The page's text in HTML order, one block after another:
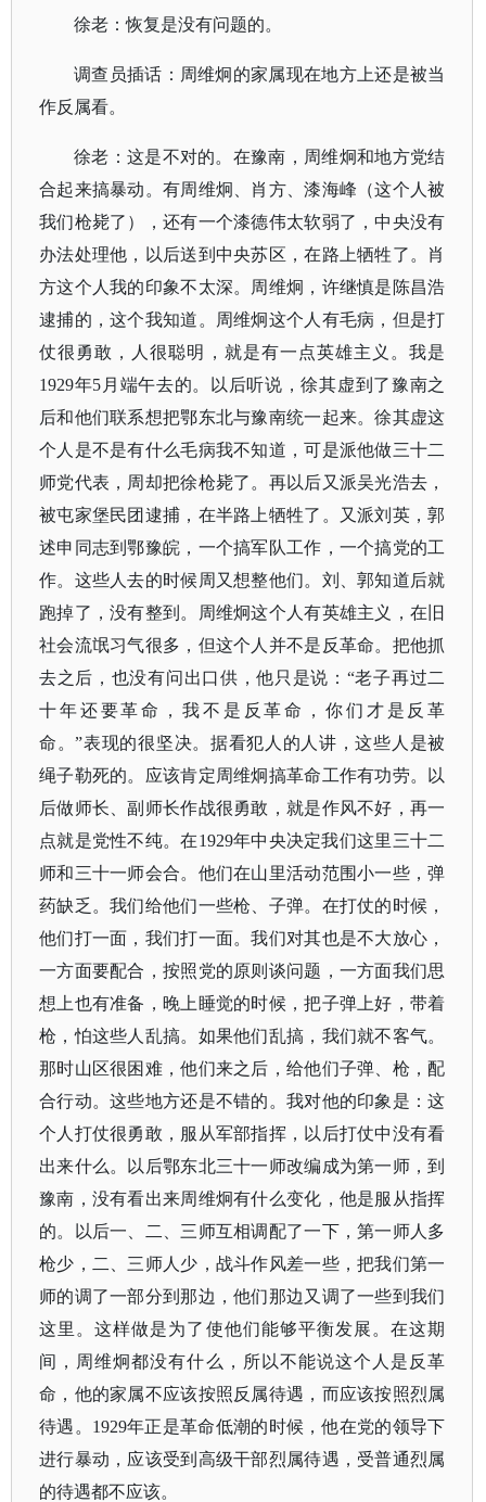
徐老：恢复是没有问题的。
调查员插话：周维炯的家属现在地方上还是被当
作反属看。
徐老：这是不对的。在豫南，周维炯和地方党结
合起来搞暴动。有周维炯、肖方、漆海峰（这个人被
我们枪毙了），还有一个漆德伟太软弱了，中央没有
办法处理他，以后送到中央苏区，在路上牺牲了。肖
方这个人我的印象不太深。周维炯，许继慎是陈昌浩
逮捕的，这个我知道。周维炯这个人有毛病，但是打
仗很勇敢，人很聪明，就是有一点英雄主义。我是
1929年5月端午去的。以后听说，徐其虚到了豫南之
后和他们联系想把鄂东北与豫南统一起来。徐其虚这
个人是不是有什么毛病我不知道，可是派他做三十二
师党代表，周却把徐枪毙了。再以后又派吴光浩去，
被屯家堡民团逮捕，在半路上牺牲了。又派刘英，郭
述申同志到鄂豫皖，一个搞军队工作，一个搞党的工
作。这些人去的时候周又想整他们。刘、郭知道后就
跑掉了，没有整到。周维炯这个人有英雄主义，在旧
社会流氓习气很多，但这个人并不是反革命。把他抓
去之后，也没有问出口供，他只是说：“老子再过二
十年还要革命，我不是反革命，你们才是反革
命。”表现的很坚决。据看犯人的人讲，这些人是被
绳子勒死的。应该肯定周维炯搞革命工作有功劳。以
后做师长、副师长作战很勇敢，就是作风不好，再一
点就是党性不纯。在1929年中央决定我们这里三十二
师和三十一师会合。他们在山里活动范围小一些，弹
药缺乏。我们给他们一些枪、子弹。在打仗的时候，
他们打一面，我们打一面。我们对其也是不大放心，
一方面要配合，按照党的原则谈问题，一方面我们思
想上也有准备，晚上睡觉的时候，把子弹上好，带着
枪，怕这些人乱搞。如果他们乱搞，我们就不客气。
那时山区很困难，他们来之后，给他们子弹、枪，配
合行动。这些地方还是不错的。我对他的印象是：这
个人打仗很勇敢，服从军部指挥，以后打仗中没有看
出来什么。以后鄂东北三十一师改编成为第一师，到
豫南，没有看出来周维炯有什么变化，他是服从指挥
的。以后一、二、三师互相调配了一下，第一师人多
枪少，二、三师人少，战斗作风差一些，把我们第一
师的调了一部分到那边，他们那边又调了一些到我们
这里。这样做是为了使他们能够平衡发展。在这期
间，周维炯都没有什么，所以不能说这个人是反革
命，他的家属不应该按照反属待遇，而应该按照烈属
待遇。1929年正是革命低潮的时候，他在党的领导下
进行暴动，应该受到高级干部烈属待遇，受普通烈属
的待遇都不应该。